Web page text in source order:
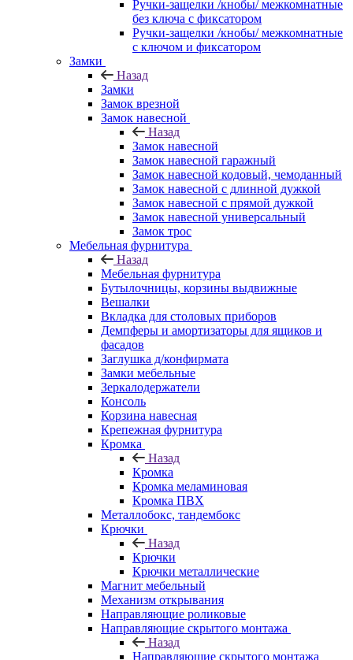
Ручки-защелки /кнобы/ межкомнатные
без ключа с фиксатором
Ручки-защелки /кнобы/ межкомнатные
с ключом и фиксатором
Замки
Назад
Замки
Замок врезной
Замок навесной
Назад
Замок навесной
Замок навесной гаражный
Замок навесной кодовый, чемоданный
Замок навесной с длинной дужкой
Замок навесной с прямой дужкой
Замок навесной универсальный
Замок трос
Мебельная фурнитура
Назад
Мебельная фурнитура
Бутылочницы, корзины выдвижные
Вешалки
Вкладка для столовых приборов
Демпферы и амортизаторы для ящиков и
фасадов
Заглушка д/конфирмата
Замки мебельные
Зеркалодержатели
Консоль
Корзина навесная
Крепежная фурнитура
Кромка
Назад
Кромка
Кромка меламиновая
Кромка ПВХ
Металлобокс, тандембокс
Крючки
Назад
Крючки
Крючки металлические
Магнит мебельный
Механизм открывания
Направляющие роликовые
Направляющие скрытого монтажа
Назад
Направляющие скрытого монтажа